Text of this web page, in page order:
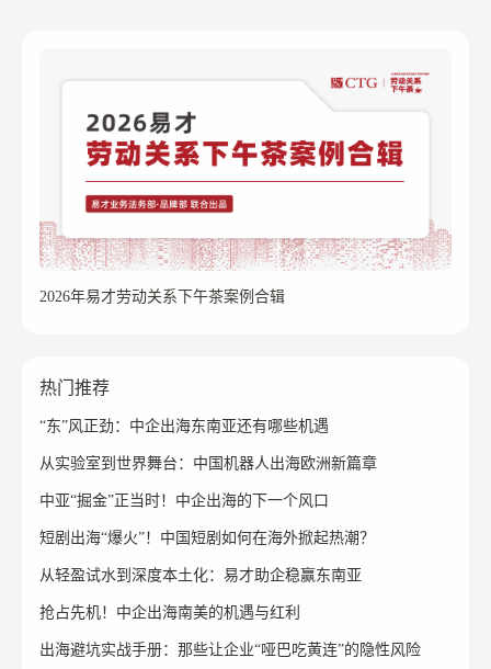
2026年易才劳动关系下午茶案例合辑
热门推荐
“东”风正劲：中企出海东南亚还有哪些机遇
从实验室到世界舞台：中国机器人出海欧洲新篇章
中亚“掘金”正当时！中企出海的下一个风口
短剧出海“爆火”！中国短剧如何在海外掀起热潮？
从轻盈试水到深度本土化：易才助企稳赢东南亚
抢占先机！中企出海南美的机遇与红利
出海避坑实战手册：那些让企业“哑巴吃黄连”的隐性风险